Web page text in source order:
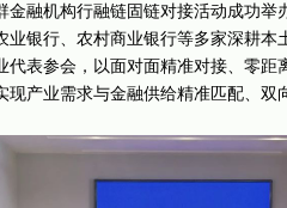
金融机构行融链固链对接活动成功举
业银行、农村商业银行等多家深耕本
代表参会，以面对面精准对接、零距
现产业需求与金融供给精准匹配、双